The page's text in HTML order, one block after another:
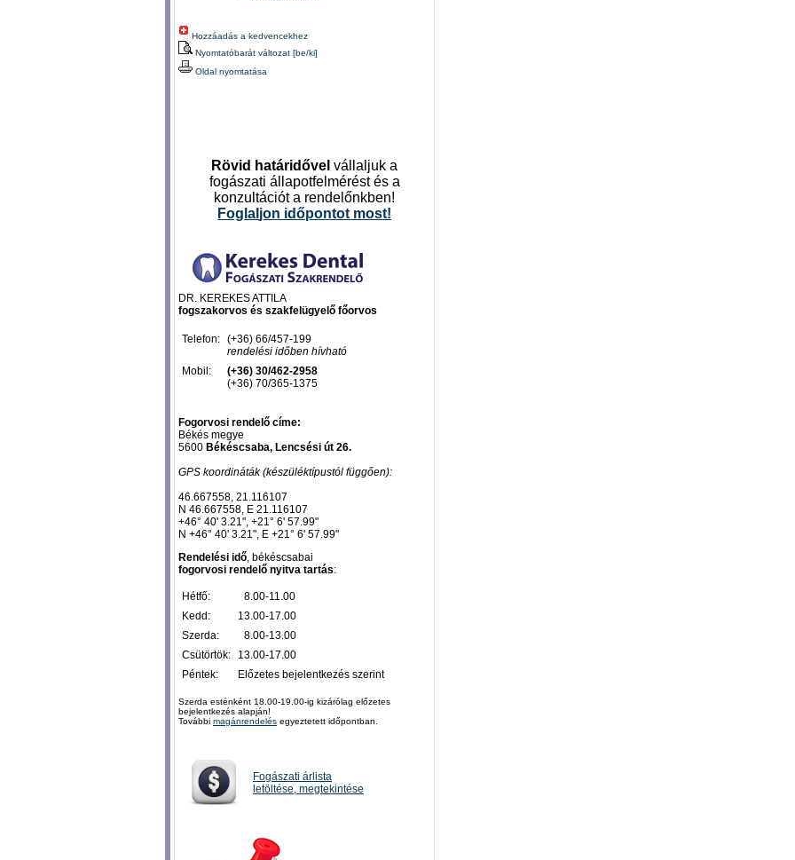
Hozzáadás a kedvencekhez
Nyomtatóbarát változat [be/ki]
Oldal nyomtatása
Rövid határidővel vállaljuk a
fogászati állapotfelmérést és a
konzultációt a rendelőnkben!
Foglal jon időpontot most!
DR. KEREKES ATTILA
fogszakorvos és szakfelügyelő főorvos
Telefon: (+36) 66/457-199
rendelési időben hívható
Mobil:
(+36) 30/462-2958
(+36) 70/365-1375
Fogorvosi rendelő címe:
Békés megye
5600 Békéscsaba, Lencsési út 26.
GPS koordináták (készüléktípustól függően):
46.667558, 21.116107‎
N 46.667558, E 21.116107‎
+46° 40' 3.21", +21° 6' 57.99"
N +46° 40' 3.21", E +21° 6' 57.99"
Rendelési idő, békéscsabai
fogorvosi rendelő nyitva tartás:
Hétfő:
8.00-11.00
Kedd:
13.00-17.00
Szerda:
8.00-13.00
Csütörtök:
13.00-17.00
Péntek:
Előzetes bejelentkezés szerint
Szerda esténként 18.00-19.00-ig kizárólag előzetes
bejelentkezés alapján!
További magánrendelés egyeztetett időpontban.
Fogászati árlista
letöltése, megtekintése